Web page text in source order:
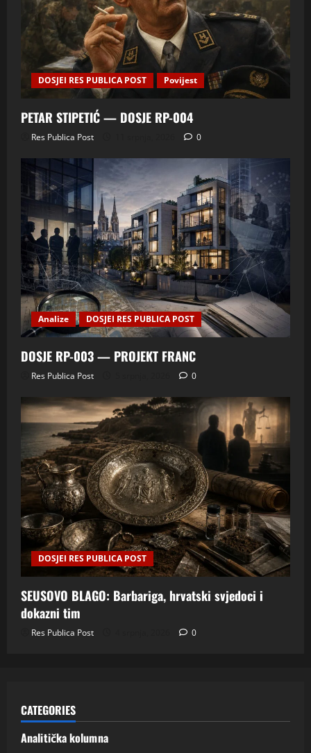
DOSJEI RES PUBLICA POST Povijest
PETAR STIPETIĆ — DOSJE RP-004
Res Publica Post 0
Analize DOSJEI RES PUBLICA POST
DOSJE RP-003 — PROJEKT FRANC
Res Publica Post 0
DOSJEI RES PUBLICA POST
SEUSOVO BLAGO: Barbariga, hrvatski svjedoci i
dokazni tim
Res Publica Post 0
CATEGORIES
Analitička kolumna